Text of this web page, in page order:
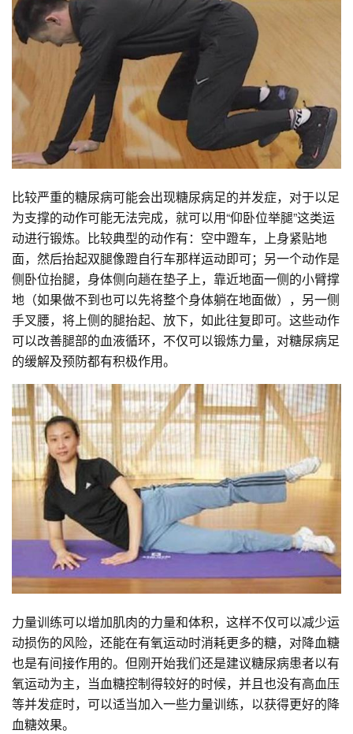
比较严重的糖尿病可能会出现糖尿病足的并发症，对于以足
为支撑的动作可能无法完成，就可以用“仰卧位举腿”这类运
动进行锻炼。比较典型的动作有：空中蹬车，上身紧贴地
面，然后抬起双腿像蹬自行车那样运动即可；另一个动作是
侧卧位抬腿，身体侧向趟在垫子上，靠近地面一侧的小臂撑
地（如果做不到也可以先将整个身体躺在地面做），另一侧
手叉腰，将上侧的腿抬起、放下，如此往复即可。这些动作
可以改善腿部的血液循环，不仅可以锻炼力量，对糖尿病足
的缓解及预防都有积极作用。
力量训练可以增加肌肉的力量和体积，这样不仅可以减少运
动损伤的风险，还能在有氧运动时消耗更多的糖，对降血糖
也是有间接作用的。但刚开始我们还是建议糖尿病患者以有
氧运动为主，当血糖控制得较好的时候，并且也没有高血压
等并发症时，可以适当加入一些力量训练，以获得更好的降
血糖效果。